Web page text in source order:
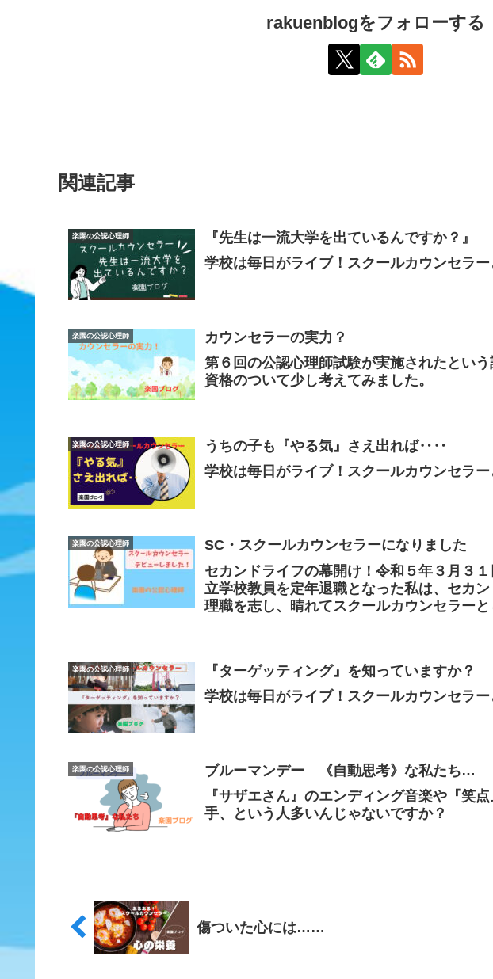
rakuenblogをフォローする
関連記事
楽園の公認心理師
『先生は一流大学を出ているんですか？』
学校は毎日がライブ！スクールカウンセラー
楽園の公認心理師
カウンセラーの実力？
第６回の公認心理師試験が実施されたとい
資格のついて少し考えてみました。
楽園の公認心理師
うちの子も『やる気』さえ出れば‥‥
学校は毎日がライブ！スクールカウンセラ
楽園の公認心理師
SC・スクールカウンセラーになりました
セカンドライフの幕開け！令和５年３月３
立学校教員を定年退職となった私は、セカ
理職を志し、晴れてスクールカウンセラー
楽園の公認心理師
『ターゲッティング』を知っていますか？
学校は毎日がライブ！スクールカウンセラ
楽園の公認心理師
ブルーマンデー 《自動思考》な私たち…
『サザエさん』のエンディング音楽や『笑
手、という人多いんじゃないですか？
傷ついた心には……